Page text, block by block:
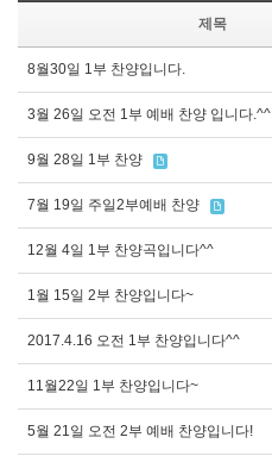
제목
8월30일 1부 찬양입니다.
3월 26일 오전 1부 예배 찬양 입니다.^^
9월 28일 1부 찬양
7월 19일 주일2부예배 찬양
12월 4일 1부 찬양곡입니다^^
1월 15일 2부 찬양입니다~
2017.4.16 오전 1부 찬양입니다^^
11월22일 1부 찬양입니다~
5월 21일 오전 2부 예배 찬양입니다!